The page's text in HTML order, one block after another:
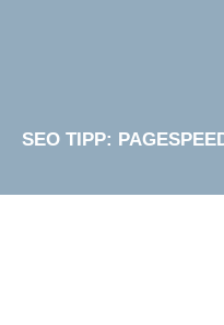
SEO TIPP: